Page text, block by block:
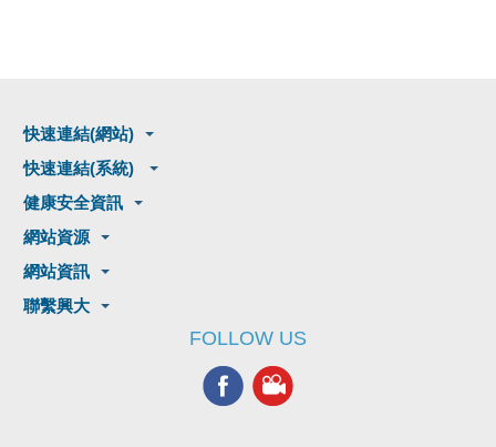
快速連結(網站)
快速連結(系統)
健康安全資訊
網站資源
網站資訊
聯繫興大
FOLLOW US